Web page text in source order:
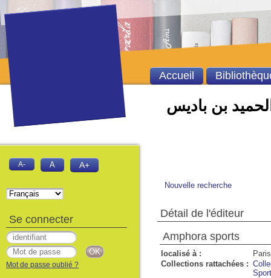
بن باديس
Nouvelle recherche
Détail de l'éditeur
Amphora sports
localisé à :
Paris
Collections rattachées :
Accueil
A- A A+
Se connecter
Mot de passe oublié ?